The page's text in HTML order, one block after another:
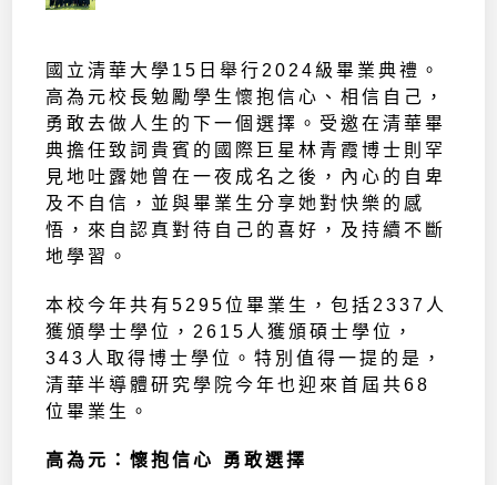
國立清華大學15日舉行2024級畢業典禮。
高為元校長勉勵學生懷抱信心、相信自己，
勇敢去做人生的下一個選擇。受邀在清華畢
典擔任致詞貴賓的國際巨星林青霞博士則罕
見地吐露她曾在一夜成名之後，內心的自卑
及不自信，並與畢業生分享她對快樂的感
悟，來自認真對待自己的喜好，及持續不斷
地學習。
本校今年共有5295位畢業生，包括2337人
獲頒學士學位，2615人獲頒碩士學位，
343人取得博士學位。特別值得一提的是，
清華半導體研究學院今年也迎來首屆共68
位畢業生。
高為元：懷抱信心 勇敢選擇